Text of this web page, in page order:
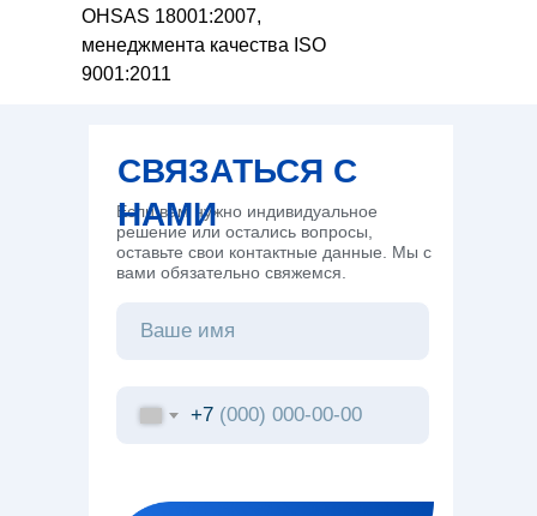
OHSAS 18001:2007,
менеджмента качества ISO
9001:2011
Если вам нужно индивидуальное
решение или остались вопросы,
оставьте свои контактные данные. Мы с
вами обязательно свяжемся.
СВЯЗАТЬСЯ С
НАМИ
+7